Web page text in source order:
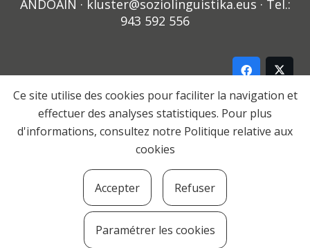
ANDOAIN · kluster@soziolinguistika.eus · Tel.:
943 592 556
LEGE OHARRA
PRIBATUTASUN POLITIKA
COOKIE-EN POLITIKA
© 2021 Soziolinguistika Klusterra
Ce site utilise des cookies pour faciliter la navigation et
effectuer des analyses statistiques. Pour plus
d'informations, consultez notre Politique relative aux
cookies
Accepter Refuser
Paramétrer les cookies